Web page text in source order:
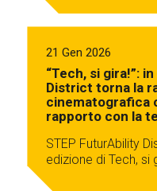
21 Gen 2026
“Tech, si gira!”:
District torna la
cinematografica
rapporto con la
STEP FuturAbility
edizione di Tech, si